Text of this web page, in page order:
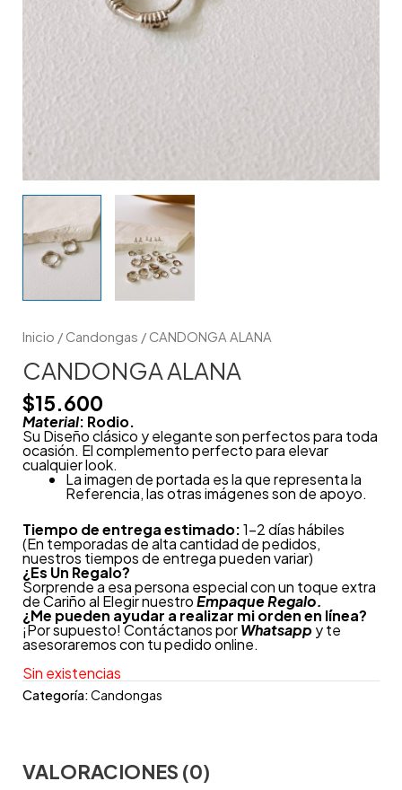
Inicio / Candongas / CANDONGA ALANA
CANDONGA ALANA
$15.600
Material: Rodio.
Su Diseño clásico y elegante son perfectos para toda
ocasión. El complemento perfecto para elevar
cualquier look.
La imagen de portada es la que representa la
Referencia, las otras imágenes son de apoyo.
Tiempo de entrega estimado:1-2 días hábiles
(En temporadas de alta cantidad de pedidos,
nuestros tiempos de entrega pueden variar)
¿Es Un Regalo?
Sorprende a esa persona especial con un toque extra
de Cariño al Elegir nuestroEmpaque Regalo.
¿Me pueden ayudar a realizar mi orden en línea?
¡Por supuesto! Contáctanos porWhatsapp y te
asesoraremos con tu pedido online.
Sin existencias
Categoría:Candongas
VALORACIONES (0)